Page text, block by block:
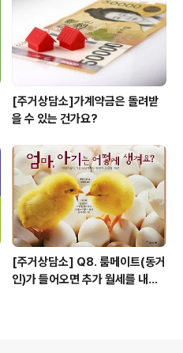
[주거상담소]가계약금은 돌려받
을 수 있는 건가요?
[주거상담소] Q8. 룸메이트(동거
인)가 들어오면 추가 월세를 내야